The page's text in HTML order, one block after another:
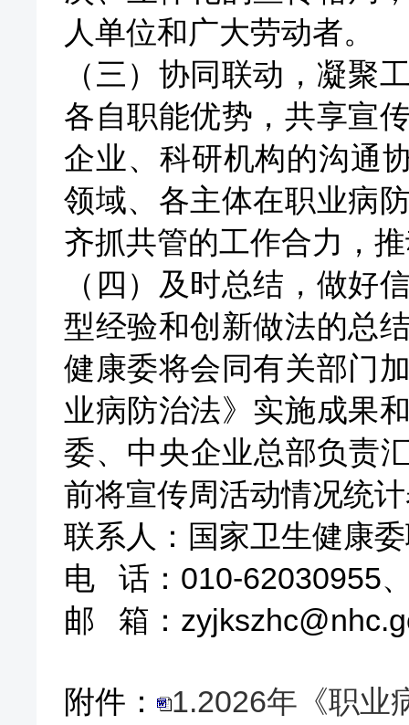
人单位和广大劳动者。
（三）协同联动，凝聚
各自职能优势，共享宣
企业、科研机构的沟通
领域、各主体在职业病
齐抓共管的工作合力，
（四）及时总结，做好
型经验和创新做法的总
健康委将会同有关部门
业病防治法》实施成果
委、中央企业总部负责
前将宣传周活动情况统
联系人：国家卫生健康
电
话： 010-62030955
邮
箱：
附件：
1.2026年《职业